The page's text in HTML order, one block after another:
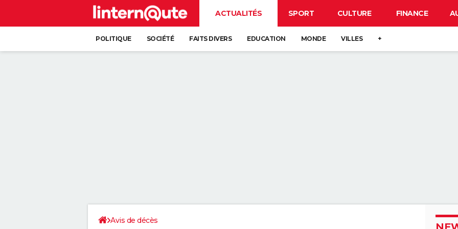
ACTUALITÉS SPORT CULTURE FINANCE
POLITIQUE SOCIÉTÉ FAITS DIVERS EDUCATION MONDE VILLES +
Avis de décès